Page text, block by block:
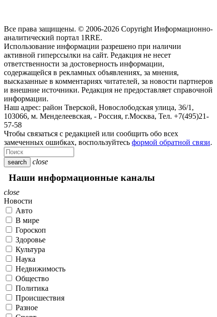
Все права защищены. © 2006-2026 Copyright Информационно-
аналитический портал 1RRE.
Использование информации разрешено при наличии
активной гиперссылки на сайт. Редакция не несет
ответственности за достоверность информации,
содержащейся в рекламных объявлениях, за мнения,
высказанные в комментариях читателей, за новости партнеров
и внешние источники. Редакция не предоставляет справочной
информации.
Наш адрес: район Тверской, Новослободская улица, 36/1 ,
103066, м. Менделеевская, - Россия, г.Москва, Тел. +7(495)21-
57-58
Чтобы связаться с редакцией или сообщить обо всех
замеченных ошибках, воспользуйтесь формой обратной связи.
search close
Наши информационные каналы
close
Новости
Авто
В мире
Гороскоп
Здоровье
Культура
Наука
Недвижимость
Общество
Политика
Происшествия
Разное